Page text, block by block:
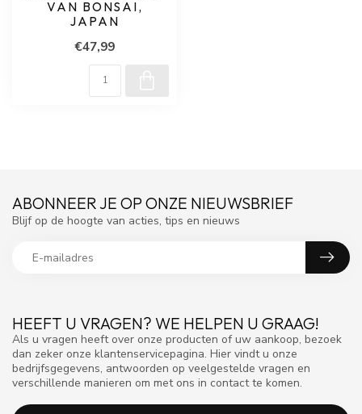
VAN BONSAI,
JAPAN
€47,99
HEEFT U VRAGEN? WE HELPEN U GRAAG!
Als u vragen heeft over onze producten of uw aankoop, bezoek
dan zeker onze klantenservicepagina. Hier vindt u onze
bedrijfsgegevens, antwoorden op veelgestelde vragen en
verschillende manieren om met ons in contact te komen.
ABONNEER JE OP ONZE NIEUWSBRIEF
Blijf op de hoogte van acties, tips en nieuws